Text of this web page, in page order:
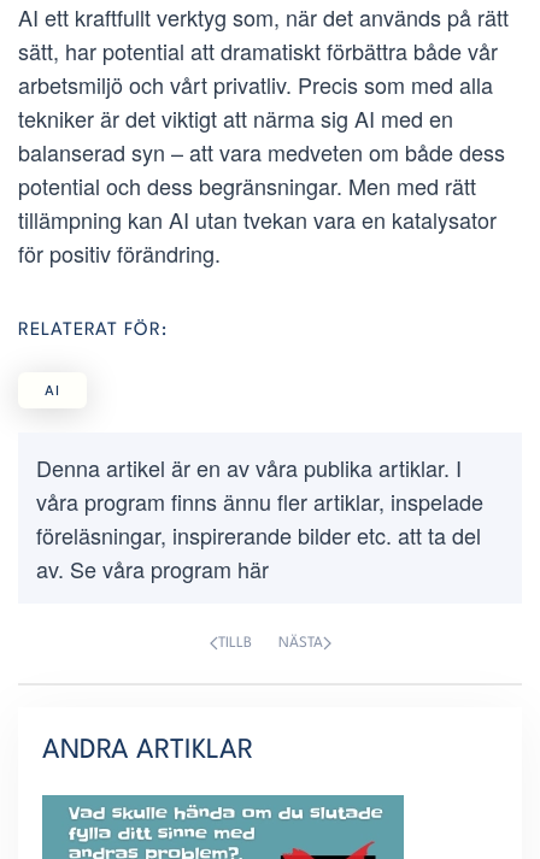
AI ett kraftfullt verktyg som, när det används på rätt
sätt, har potential att dramatiskt förbättra både vår
arbetsmiljö och vårt privatliv. Precis som med alla
tekniker är det viktigt att närma sig AI med en
balanserad syn – att vara medveten om både dess
potential och dess begränsningar. Men med rätt
tillämpning kan AI utan tvekan vara en katalysator
för positiv förändring.
RELATERAT FÖR:
AI
Denna artikel är en av våra publika artiklar. I
våra program finns ännu fler artiklar, inspelade
föreläsningar, inspirerande bilder etc. att ta del
av. Se våra program här
TILLB NÄSTA
ANDRA ARTIKLAR